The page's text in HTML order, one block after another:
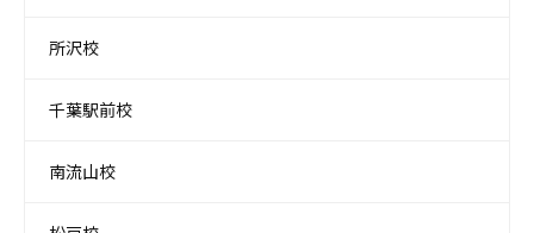
所沢校
千葉駅前校
南流山校